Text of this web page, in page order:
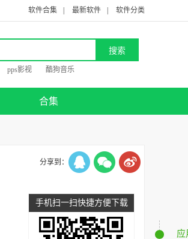
软件合集 最新软件 软件分类
pps影视 酷狗音乐
合集
分享到：
手机扫一扫快捷方便下载
应